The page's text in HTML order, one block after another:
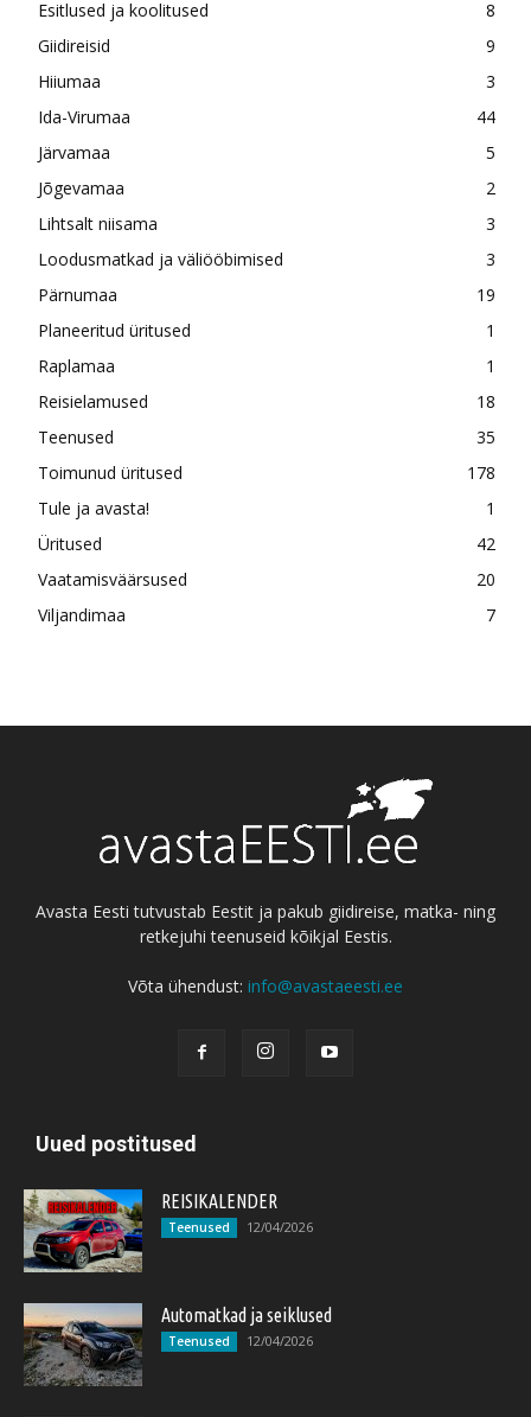
Esitlused ja koolitused
8
Giidireisid
9
Hiiumaa
3
Ida-Virumaa
44
Järvamaa
5
Jõgevamaa
2
Lihtsalt niisama
3
Loodusmatkad ja väliööbimised
3
Pärnumaa
19
Planeeritud üritused
1
Raplamaa
1
Reisielamused
18
Teenused
35
Toimunud üritused
178
Tule ja avasta!
1
Üritused
42
Vaatamisväärsused
20
Viljandimaa
7
Avasta Eesti tutvustab Eestit ja pakub giidireise, matka- ning
retkejuhi teenuseid kõikjal Eestis.
Võta ühendust: info@avastaeesti.ee
Uued postitused
REISIKALENDER
Teenused 12/04/2026
Automatkad ja seiklused
Teenused 12/04/2026